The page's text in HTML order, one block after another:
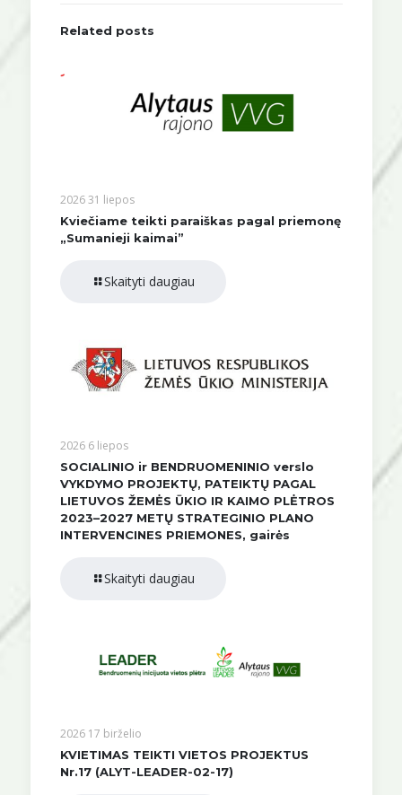
Related posts
2026 31 liepos
Kviečiame teikti paraiškas pagal priemonę
„Sumanieji kaimai”
Skaityti daugiau
2026 6 liepos
SOCIALINIO ir BENDRUOMENINIO verslo
VYKDYMO PROJEKTŲ, PATEIKTŲ PAGAL
LIETUVOS ŽEMĖS ŪKIO IR KAIMO PLĖTROS
2023–2027 METŲ STRATEGINIO PLANO
INTERVENCINES PRIEMONES, gairės
Skaityti daugiau
2026 17 birželio
KVIETIMAS TEIKTI VIETOS PROJEKTUS
Nr.17 (ALYT-LEADER-02-17)